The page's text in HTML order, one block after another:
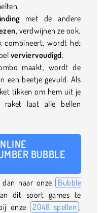
met de andere
, verdwijnen ze ook.
combineert, wordt het
verviervoudigd.
maakt, wordt de
een beetje gevuld. Als
tikken om hem uit je
raket laat alle bellen
BUBBLE
dan naar onze Bubble
dit soort games te
onze 2048 spellen ,